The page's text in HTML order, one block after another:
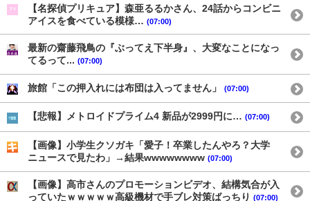
【名探偵プリキュア】森亜るるかさん、24話からコンビニ
アイスを食べている模様… (07:00)
最新の齋藤飛鳥の『ぶってえ下半身』、大変なことになっ
てるって... (07:00)
旅館「この押入れには布団は入ってません」 (07:00)
【悲報】メトロイドプライム4 新品が2999円に… (07:00)
【画像】小学生クソガキ「愛子！卒業したんやろ？大学
ニュースで見たわ」→結果wwwwwwww (07:00)
【画像】高市さんのプロモーションビデオ、結構気合が入
っていたｗｗｗｗｗ高級機材で手ブレ対策ばっちり (07:00)